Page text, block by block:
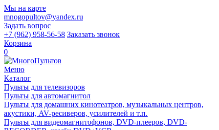
Мы на карте
mnogopultov@yandex.ru
Задать вопрос
+7 (962) 958-56-58 Заказать звонок
Корзина
0
Меню
Каталог
Пульты для телевизоров
Пульты для автомагнитол
Пульты для домашних кинотеатров, музыкальных центров,
акустики, AV-ресиверов, усилителей и т.п.
Пульты для видеомагнитофонов, DVD-плееров, DVD-